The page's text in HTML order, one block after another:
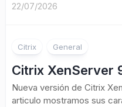
22/07/2026
Citrix General
Citrix XenServer
Nueva versión de Citrix
articulo mostramos sus